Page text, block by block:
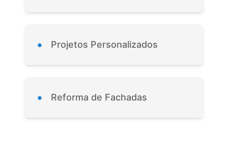
• Projetos Personalizados
• Reforma de Fachadas